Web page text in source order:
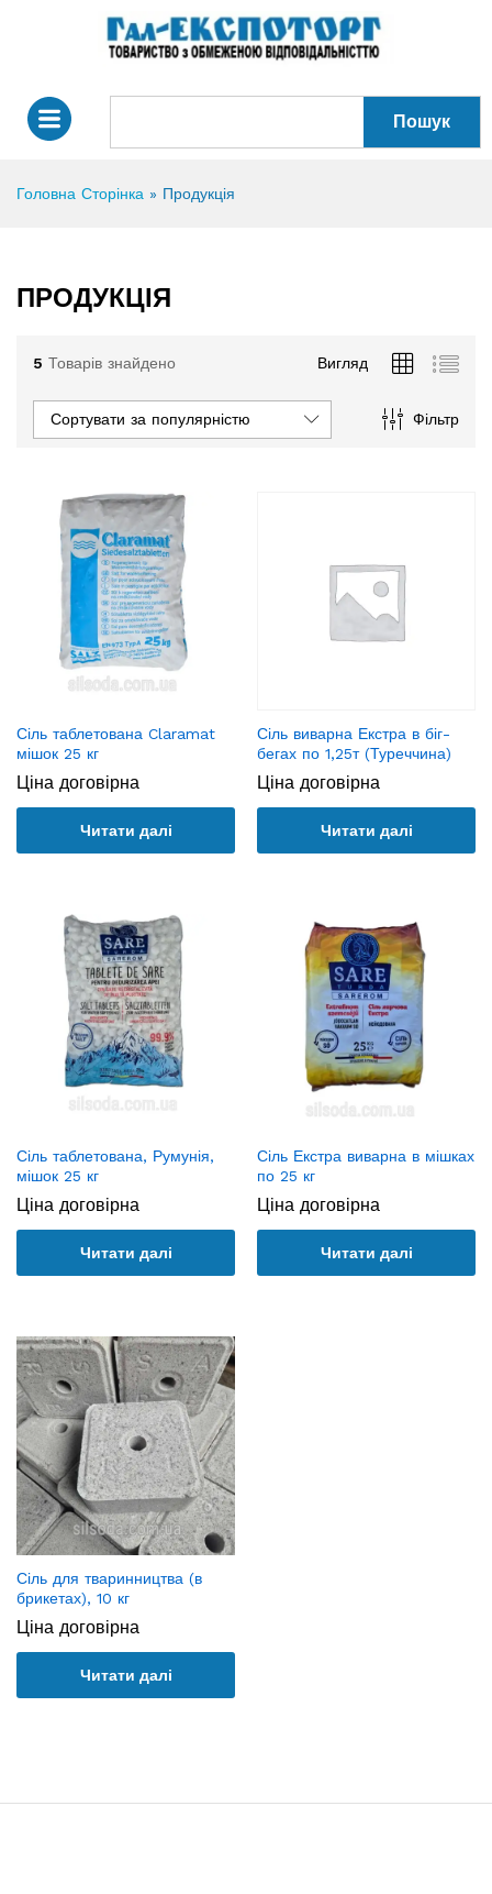
Пошук
Головна Сторінка » Продукція
ПРОДУКЦІЯ
5 Товарів знайдено Вигляд
Фільтр
Сортувати за популярністю
Сіль таблетована Claramat
мішок 25 кг
Ціна договірна
Читати далі
Сіль виварна Екстра в біг-
бегах по 1,25т (Туреччина)
Ціна договірна
Читати далі
Сіль таблетована, Румунія,
мішок 25 кг
Ціна договірна
Читати далі
Сіль Екстра виварна в мішках
по 25 кг
Ціна договірна
Читати далі
Сіль для тваринництва (в
брикетах), 10 кг
Ціна договірна
Читати далі